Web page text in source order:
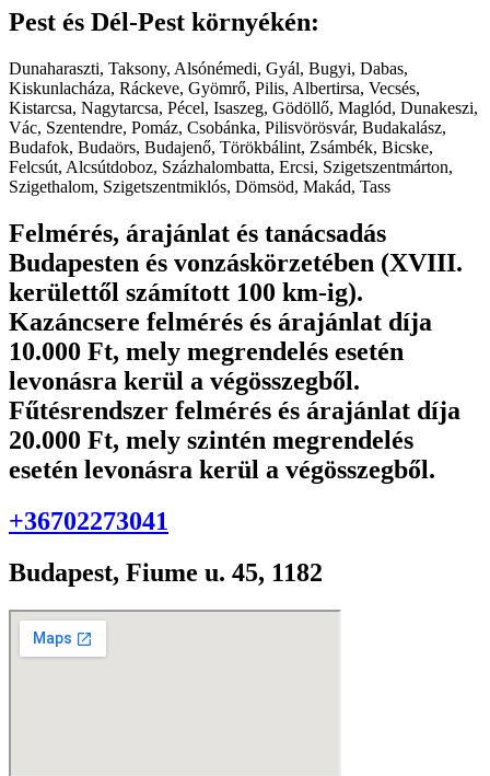
Pest és Dél-Pest környékén:
Dunaharaszti, Taksony, Alsónémedi, Gyál, Bugyi, Dabas,
Kiskunlacháza, Ráckeve, Gyömrő, Pilis, Albertirsa, Vecsés,
Kistarcsa, Nagytarcsa, Pécel, Isaszeg, Gödöllő, Maglód, Dunakeszi,
Vác, Szentendre, Pomáz, Csobánka, Pilisvörösvár, Budakalász,
Budafok, Budaörs, Budajenő, Törökbálint, Zsámbék, Bicske,
Felcsút, Alcsútdoboz, Százhalombatta, Ercsi, Szigetszentmárton,
Szigethalom, Szigetszentmiklós, Dömsöd, Makád, Tass
Felmérés, árajánlat és tanácsadás
Budapesten és vonzáskörzetében (XVIII.
kerülettől számított 100 km-ig).
Kazáncsere felmérés és árajánlat díja
10.000 Ft, mely megrendelés esetén
levonásra kerül a végösszegből.
Fűtésrendszer felmérés és árajánlat díja
20.000 Ft, mely szintén megrendelés
esetén levonásra kerül a végösszegből.
+36702273041
Budapest, Fiume u. 45, 1182